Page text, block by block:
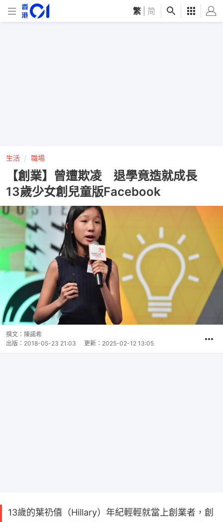
繁 简
生活 職場
【創業】曾遭欺凌 退學竟造就成長
13歲少女創兒童版Facebook
撰文： 陳諾希
出版： 2018-05-23 21:03 更新： 2025-02-12 13:05
13歲的葉礽僖（Hillary）年紀輕輕就當上創業者，創